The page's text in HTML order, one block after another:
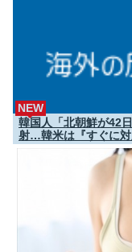
韓国人「北朝鮮が42
射…韓米は『すぐに対
NEW